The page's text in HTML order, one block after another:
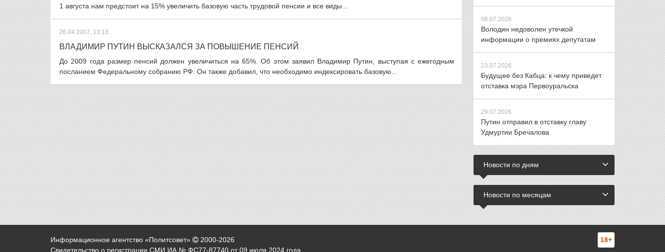
1 августа нам предстоит на 15% увеличить базовую часть трудовой пенсии и все виды...
26.04.2007, 13:13
ВЛАДИМИР ПУТИН ВЫСКАЗАЛСЯ ЗА ПОВЫШЕНИЕ ПЕНСИЙ
До 2009 года размер пенсий должен увеличиться на 65%. Об этом заявил Владимир Путин, выступая с ежегодным
посланием Федеральному собранию РФ. Он также добавил, что необходимо индексировать базовую...
08.07.2026
Володин недоволен утечкой
информации о премиях депутатам
23.07.2026
Будущее без Кабца: к чему приведет
отставка мэра Первоуральска
29.07.2026
Путин отправил в отставку главу
Удмуртии Бречалова
Новости по дням
Новости по месяцам
Информационное агентство «Политсовет» 2000-2026
Свидетельство о регистрации СМИ ИА № ФС77-87740 от 09 июля 2024 года.
18+